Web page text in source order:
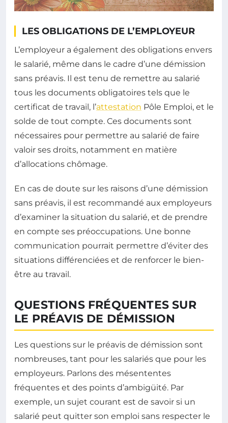
LES OBLIGATIONS DE L’EMPLOYEUR
L’employeur a également des obligations envers
le salarié, même dans le cadre d’une démission
sans préavis. Il est tenu de remettre au salarié
tous les documents obligatoires tels que le
certificat de travail, l’attestation Pôle Emploi, et le
solde de tout compte. Ces documents sont
nécessaires pour permettre au salarié de faire
valoir ses droits, notamment en matière
d’allocations chômage.
En cas de doute sur les raisons d’une démission
sans préavis, il est recommandé aux employeurs
d’examiner la situation du salarié, et de prendre
en compte ses préoccupations. Une bonne
communication pourrait permettre d’éviter des
situations différenciées et de renforcer le bien-
être au travail.
QUESTIONS FRÉQUENTES SUR
LE PRÉAVIS DE DÉMISSION
Les questions sur le préavis de démission sont
nombreuses, tant pour les salariés que pour les
employeurs. Parlons des mésententes
fréquentes et des points d’ambigüité. Par
exemple, un sujet courant est de savoir si un
salarié peut quitter son emploi sans respecter le